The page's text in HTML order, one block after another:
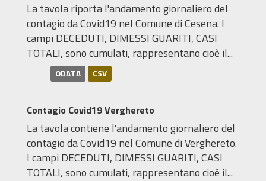
La tavola riporta l'andamento giornaliero del
contagio da Covid19 nel Comune di Cesena. I
campi DECEDUTI, DIMESSI GUARITI, CASI
TOTALI, sono cumulati, rappresentano cioè il...
ODATA CSV
Contagio Covid19 Verghereto
La tavola contiene l'andamento giornaliero del
contagio da Covid19 nel Comune di Verghereto.
I campi DECEDUTI, DIMESSI GUARITI, CASI
TOTALI, sono cumulati, rappresentano cioè il...